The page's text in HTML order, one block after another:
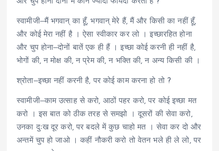
स्वामीजी‒मैं भगवान्‌ का हूँ, भगवान्‌ मेरे हैं, मैं और किसी का नहीं हूँ,
और कोई मेरा नहीं है । ऐसा स्वीकार कर लो । इच्छारहित होना
और चुप होना‒दोनों बातें एक ही हैं । इच्छा कोई करनी ही नहीं है,
भोगों की, न मोक्ष की, न प्रेम की, न भक्ति की, न अन्य किसी की ।
श्रोता‒इच्छा नहीं करनी है, पर कोई काम करना हो तो ?
स्वामीजी‒काम उत्साह से करो, आठों पहर करो, पर कोई इच्छा मत
करो । इस बात को ठीक तरह से समझो । दूसरों की सेवा करो,
उनका दुःख दूर करो, पर बदले में कुछ चाहो मत । सेवा कर दो और
अन्तमें चुप हो जाओ । कहीं नौकरी करो तो वेतन भले ही ले लो, पर